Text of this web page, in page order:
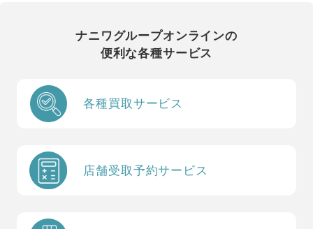
ナニワグループオンラインの
便利な各種サービス
各種買取サービス
店舗受取予約サービス